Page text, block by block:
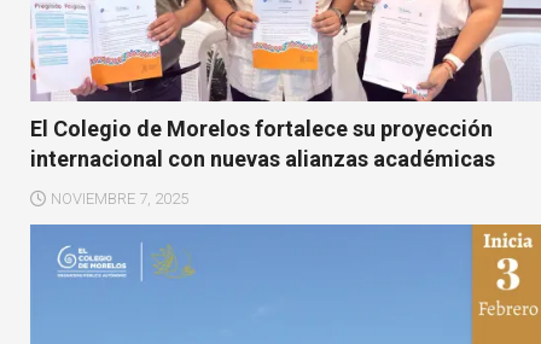
El Colegio de Morelos fortalece su proyección
internacional con nuevas alianzas académicas
NOVIEMBRE 7, 2025